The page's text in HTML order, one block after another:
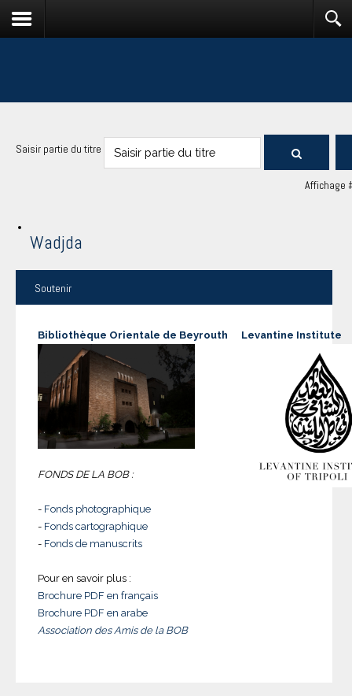
Saisir partie du titre
Affichage
Wadjda
Soutenir
Bibliothèque Orientale de Beyrouth
FONDS DE LA BOB :
- Fonds photographique
- Fonds cartographique
- Fonds de manuscrits
Pour en savoir plus :
Brochure PDF en français
Brochure PDF en arabe
Association des Amis de la BOB
Levantine Institute